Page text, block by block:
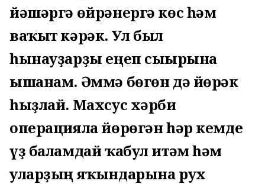
йәшәргә өйрәнергә көс һәм
ваҡыт кәрәк. Ул был
һынауҙарҙы еңеп сығырына
ышанам. Әммә бөгөн дә йөрәк
һыҙлай. Махсус хәрби
операцияла йөрөгән һәр кемде
үҙ баламдай ҡабул итәм һәм
уларҙың яҡындарына рух